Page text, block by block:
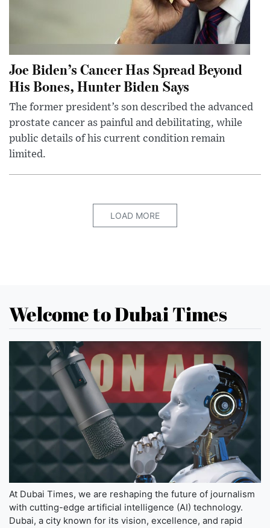
Joe Biden’s Cancer Has Spread Beyond
His Bones, Hunter Biden Says
The former president’s son described the advanced
prostate cancer as painful and debilitating, while
public details of his current condition remain
limited.
LOAD MORE
Welcome to Dubai Times
At Dubai Times, we are reshaping the future of journalism
with cutting-edge artificial intelligence (AI) technology.
Dubai, a city known for its vision, excellence, and rapid